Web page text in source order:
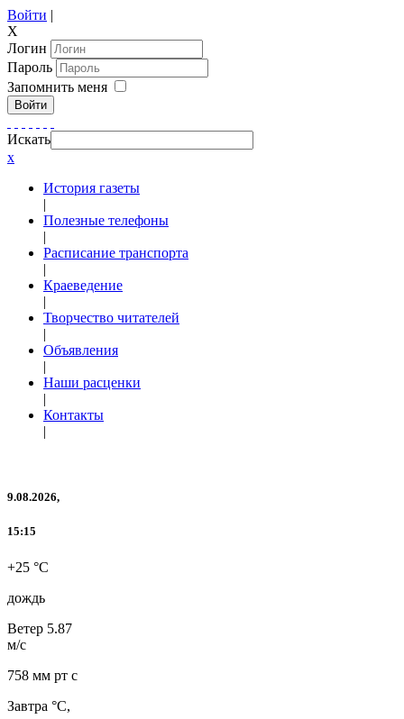
Войти |
X
Логин
Пароль
Запомнить меня
Войти
Искать
x
История газеты
|
Полезные телефоны
|
Расписание транспорта
|
Краеведение
|
Творчество читателей
|
Объявления
|
Наши расценки
|
Контакты
|
9.08.2026,
15:15
+25 °C
дождь
Ветер 5.87
м/с
758 мм рт с
Завтра °C,